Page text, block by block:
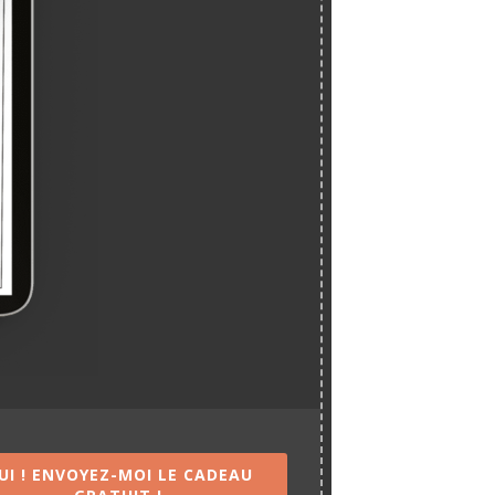
! ENVOYEZ-MOI LE CADEAU